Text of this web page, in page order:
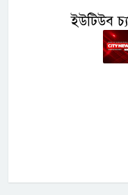
ইউটিউব